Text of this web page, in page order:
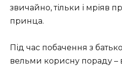
звичайно, тільки і мріяв
принца.
Під час побачення з
вельми корисну пораду –